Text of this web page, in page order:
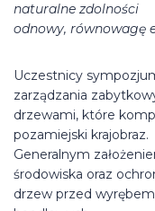
naturalne zdolności
odnowy, równowagę
Uczestnicy
zarządzania
drzewami, które
pozamiejski krajobraz.
Generalnym
środowiska oraz
drzew przed